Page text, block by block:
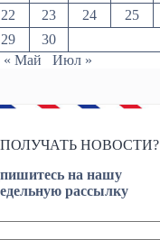
22 23 24 25
29
30
« Май
Июл »
НОВОСТИ?
на нашу
рассылку